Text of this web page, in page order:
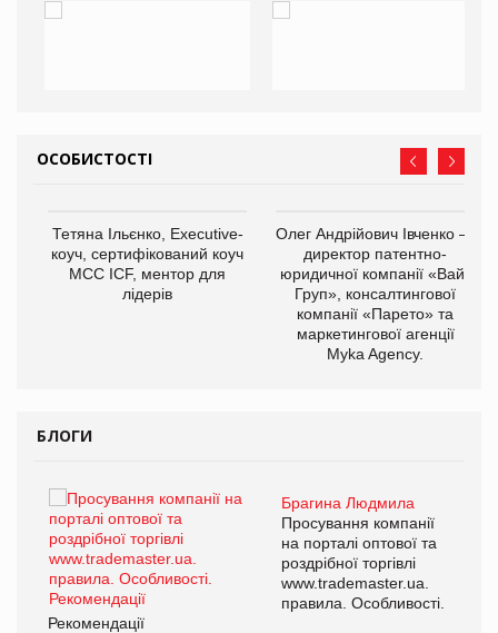
ОСОБИСТОСТІ
Тетяна Ільєнко, Executive-
коуч, сертифікований коуч
МСС ICF, ментор для
лідерів
Олег Андрійович Івченко —
директор патентно-
юридичної компанії «Вайз
Груп», консалтингової
компанії «Парето» та
маркетингової агенції
Myka Agency.
БЛОГИ
Брагина Людмила
Просування компанії
на порталі оптової та
роздрібної торгівлі
www.trademaster.ua.
правила. Особливості.
Рекомендації